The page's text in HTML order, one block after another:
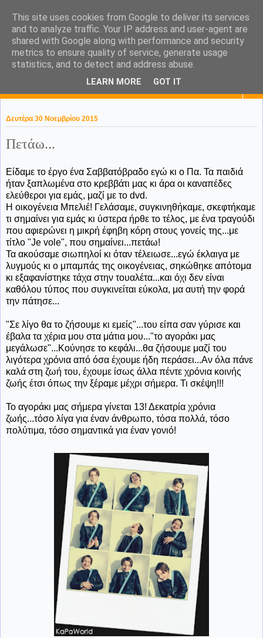
KaPa. Me without you...tea
without a biscuit!
Δευτέρα 30 Νοεμβρίου 2015
Πετάω...
Είδαμε το έργο ένα Σαββατόβραδο εγώ κι ο Πα. Τα παιδιά
ήταν ξαπλωμένα στο κρεββάτι μας κι άρα οι καναπέδες
ελεύθεροι για εμάς, μαζί με το dvd.
Η οικογένεια Μπελιέ! Γελάσαμε, συγκινηθήκαμε, σκεφτήκαμε
τι σημαίνει για εμάς κι ύστερα ήρθε το τέλος, με ένα τραγούδι
που αφιερώνει η μικρή έφηβη κόρη στους γονείς της...με
τίτλο "Je vole", που σημαίνει...πετάω!
Τα ακούσαμε σιωπηλοί κι όταν τέλειωσε...εγώ έκλαιγα με
λυγμούς κι ο μπαμπάς της οικογένειας, σηκώθηκε απότομα
κι εξαφανίστηκε τάχα στην τουαλέτα...και όχι δεν είναι
καθόλου τύπος που συγκινείται εύκολα, μα αυτή την φορά
την πάτησε...
"Σε λίγο θα το ζήσουμε κι εμείς"...του είπα σαν γύρισε και
έβαλα τα χέρια μου στα μάτια μου..."το αγοράκι μας
μεγάλωσε"...Κούνησε το κεφάλι...θα ζήσουμε μαζί του
λιγότερα χρόνια από όσα έχουμε ήδη περάσει...Αν όλα πάνε
καλά στη ζωή του, έχουμε ίσως άλλα πέντε χρόνια κοινής
ζωής έτσι όπως την ξέραμε μέχρι σήμερα. Τι σκέψη!!!
Το αγοράκι μας σήμερα γίνεται 13! Δεκατρία χρόνια
ζωής...τόσο λίγα για έναν άνθρωπο, τόσα πολλά, τόσο
πολύτιμα, τόσο σημαντικά για έναν γονιό!
This site uses cookies from Google to deliver its services
and to analyze traffic. Your IP address and user-agent are
shared with Google along with performance and security
metrics to ensure quality of service, generate usage
statistics, and to detect and address abuse.
LEARN MORE GOT IT